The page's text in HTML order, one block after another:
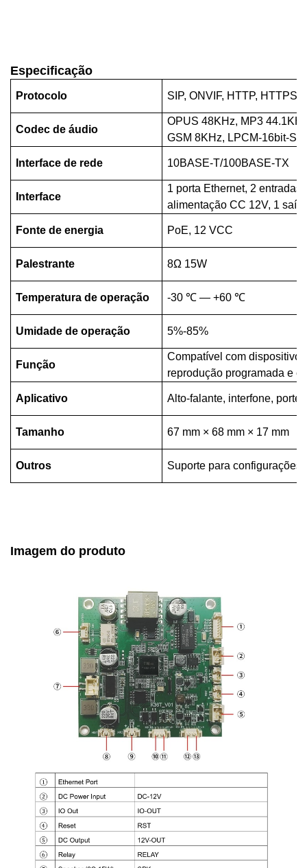
Especificação
Protocolo SIP, ONVIF, HTTP, HTTPS,
Codec de áudio
OPUS 48KHz, MP3
GSM 8KHz, LPCM-16bit-
Interface de rede 10BASE-T/100BASE-TX
Interface
1 porta Ethernet, 2
alimentação CC 12V, 1
Fonte de energia PoE, 12 VCC
Palestrante 8Ω 15W
Temperatura de operação -30 ℃— +60 ℃
Umidade de operação 5%-85%
Função
Compatível com
reprodução programada e
Aplicativo Alto-falante, interfone,
Tamanho 67 mm × 68 mm × 17 mm
Outros Suporte para configurações
Imagem do produto